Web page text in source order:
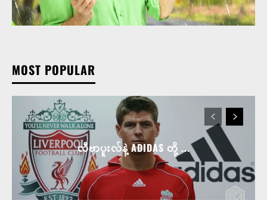
MOST POPULAR
လီဗာပူးလ်နဲ့ ADIDAS တို့ ...